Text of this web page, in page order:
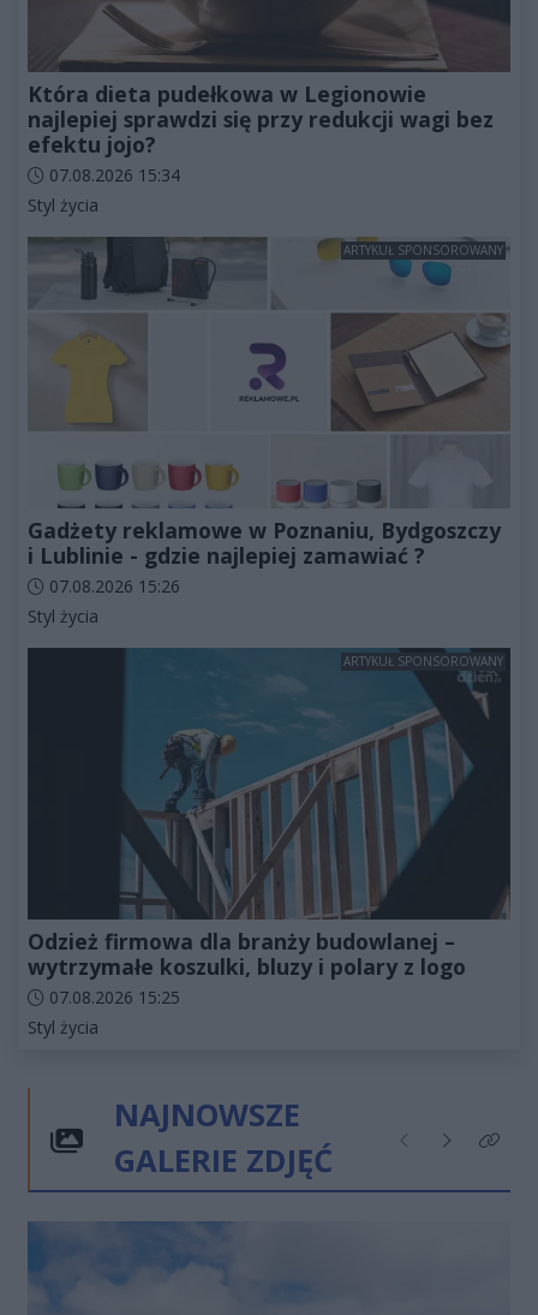
Która dieta pudełkowa w Legionowie
najlepiej sprawdzi się przy redukcji wagi bez
efektu jojo?
Data dodania artykułu:
07.08.2026 15:34
Kategorie artykułu:
Styl życia
ARTYKUŁ SPONSOROWANY
Gadżety reklamowe w Poznaniu, Bydgoszczy
i Lublinie - gdzie najlepiej zamawiać ?
Data dodania artykułu:
07.08.2026 15:26
Kategorie artykułu:
Styl życia
ARTYKUŁ SPONSOROWANY
Odzież firmowa dla branży budowlanej –
wytrzymałe koszulki, bluzy i polary z logo
Data dodania artykułu:
07.08.2026 15:25
Kategorie artykułu:
Styl życia
NAJNOWSZE
GALERIE ZDJĘĆ
Poprzednie
NastępneKliknij